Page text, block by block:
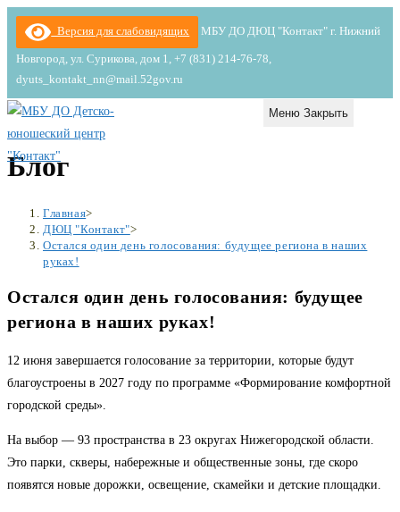
Перейти
содержимому
Версия для слабовидящих МБУ ДО ДЮЦ "Контакт" г. Нижний
Новгород, ул. Сурикова, дом 1, +7 (831) 214-76-78,
dyuts_kontakt_nn@mail.52gov.ru
Меню Закрыть
Блог
Главная>
ДЮЦ "Контакт">
Остался один день голосования: будущее региона в наших
руках!
Остался один день голосования: будущее
региона в наших руках!
12 июня завершается голосование за территории, которые будут
благоустроены в 2027 году по программе «Формирование комфортной
городской среды».
На выбор — 93 пространства в 23 округах Нижегородской области.
Это парки, скверы, набережные и общественные зоны, где скоро
появятся новые дорожки, освещение, скамейки и детские площадки.